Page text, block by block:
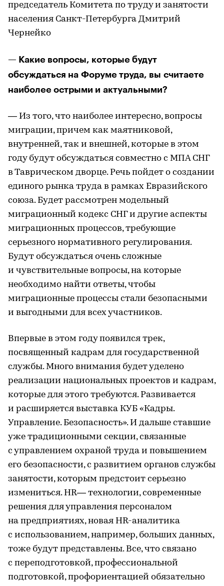
председатель Комитета по труду и занятости
населения Санкт-Петербурга Дмитрий
Чернейко
— Какие вопросы, которые будут
обсуждаться на Форуме труда, вы считаете
наиболее острыми и актуальными?
— Из того, что наиболее интересно, вопросы
миграции, причем как маятниковой,
внутренней, так и внешней, которые в этом
году будут обсуждаться совместно с МПА СНГ
в Таврическом дворце. Речь пойдет о создании
единого рынка труда в рамках Евразийского
союза. Будет рассмотрен модельный
миграционный кодекс СНГ и другие аспекты
миграционных процессов, требующие
серьезного нормативного регулирования.
Будут обсуждаться очень сложные
и чувствительные вопросы, на которые
необходимо найти ответы, чтобы
миграционные процессы стали безопасными
и выгодными для всех участников.
Впервые в этом году появился трек,
посвященный кадрам для государственной
службы. Много внимания будет уделено
реализации национальных проектов и кадрам,
которые для этого требуются. Развивается
и расширяется выставка КУБ «Кадры.
Управление. Безопасность». И дальше ставшие
уже традиционными секции, связанные
с управлением охраной труда и повышением
его безопасности, с развитием органов службы
занятости, которым предстоит серьезно
измениться. HR— технологии, современные
решения для управления персоналом
на предприятиях, новая HR-аналитика
с использованием, например, больших данных,
тоже будут представлены. Все, что связано
с переподготовкой, профессиональной
подготовкой, профориентацией обязательно